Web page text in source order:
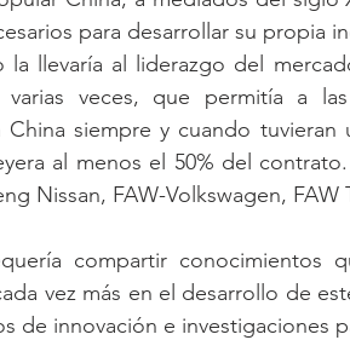
para desarrollar su propia
la llevaría al liderazgo del
varias veces, que permitía a
China siempre y cuando
al menos el 50% del
Nissan, FAW-Volkswagen, FAW
compartir conocimientos
vez más en el desarrollo de
de innovación e investigaciones